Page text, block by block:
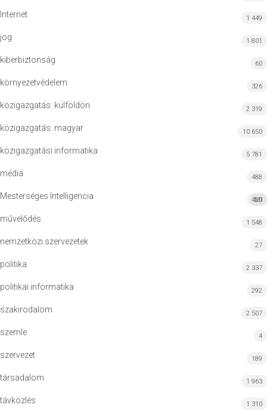
Internet 1 449
jog 1 801
kiberbiztonság 60
környezetvédelem 326
közigazgatás: külföldön 2 319
közigazgatás: magyar 10 650
közigazgatási informatika 5 781
média 488
Mesterséges Intelligencia MI
420
művelődés 1 548
nemzetközi szervezetek 27
politika 2 337
politikai informatika 292
szakirodalom 2 507
szemle 4
szervezet 189
társadalom 1 963
távközlés 1 310